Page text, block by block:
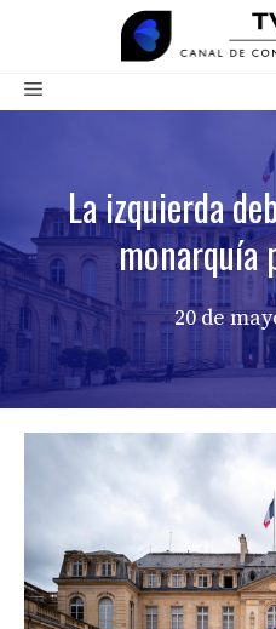
contenido
Menú
La izquierda
monarquía
20 de